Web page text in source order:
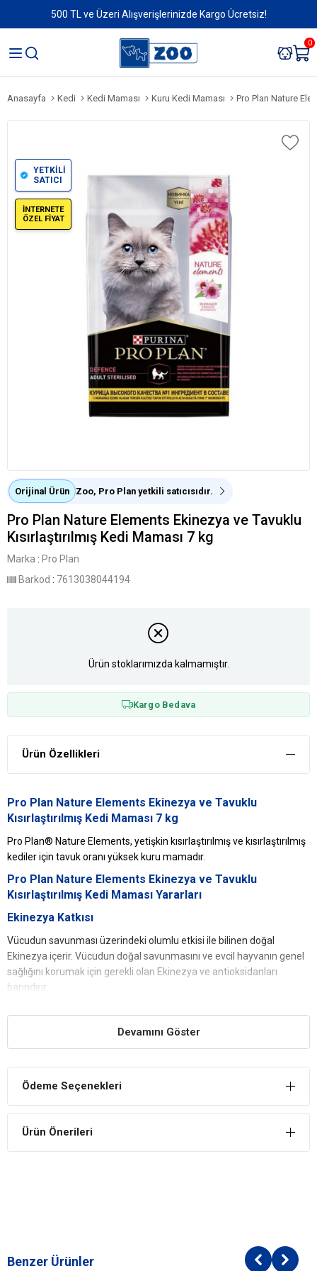
500 TL ve Üzeri Alışverişlerinizde Kargo Ücretsiz!
0
Anasayfa Kedi Kedi Maması Kuru Kedi Maması Pro Plan Nature Elements
YETKİLİ
SATICI
İNTERNETE
ÖZEL FİYAT
Orijinal Ürün Zoo, Pro Plan yetkili satıcısıdır.
Pro Plan Nature Elements Ekinezya ve Tavuklu
Kısırlaştırılmış Kedi Maması 7 kg
Marka : Pro Plan
Barkod : 7613038044194
Ürün stoklarımızda kalmamıştır.
Kargo Bedava
Ürün Özellikleri
Pro Plan Nature Elements Ekinezya ve Tavuklu
Kısırlaştırılmış Kedi Maması 7 kg
Pro Plan® Nature Elements, yetişkin kısırlaştırılmış ve kısırlaştırılmış
kediler için tavuk oranı yüksek kuru mamadır.
Pro Plan Nature Elements Ekinezya ve Tavuklu
Kısırlaştırılmış Kedi Maması Yararları
Ekinezya Katkısı
Vücudun savunması üzerindeki olumlu etkisi ile bilinen doğal
Ekinezya içerir. Vücudun doğal savunmasını ve evcil hayvanın genel
sağlığını korumak için gerekli olan Ekinezya ve antioksidanları
barındırır.
Yararlı bağırsak bakterilerinin dengesinin korunmasına yardımcı
olur. Sağlıklı bir idrar sisteminin korunmasına yardımcı olur.
Kısırlaştırılmış Kedi Maması İçindekiler
Tavuk (%20),
Buğday irmik,
Devamını Göster
Ödeme Seçenekleri
Ürün Önerileri
Benzer Ürünler